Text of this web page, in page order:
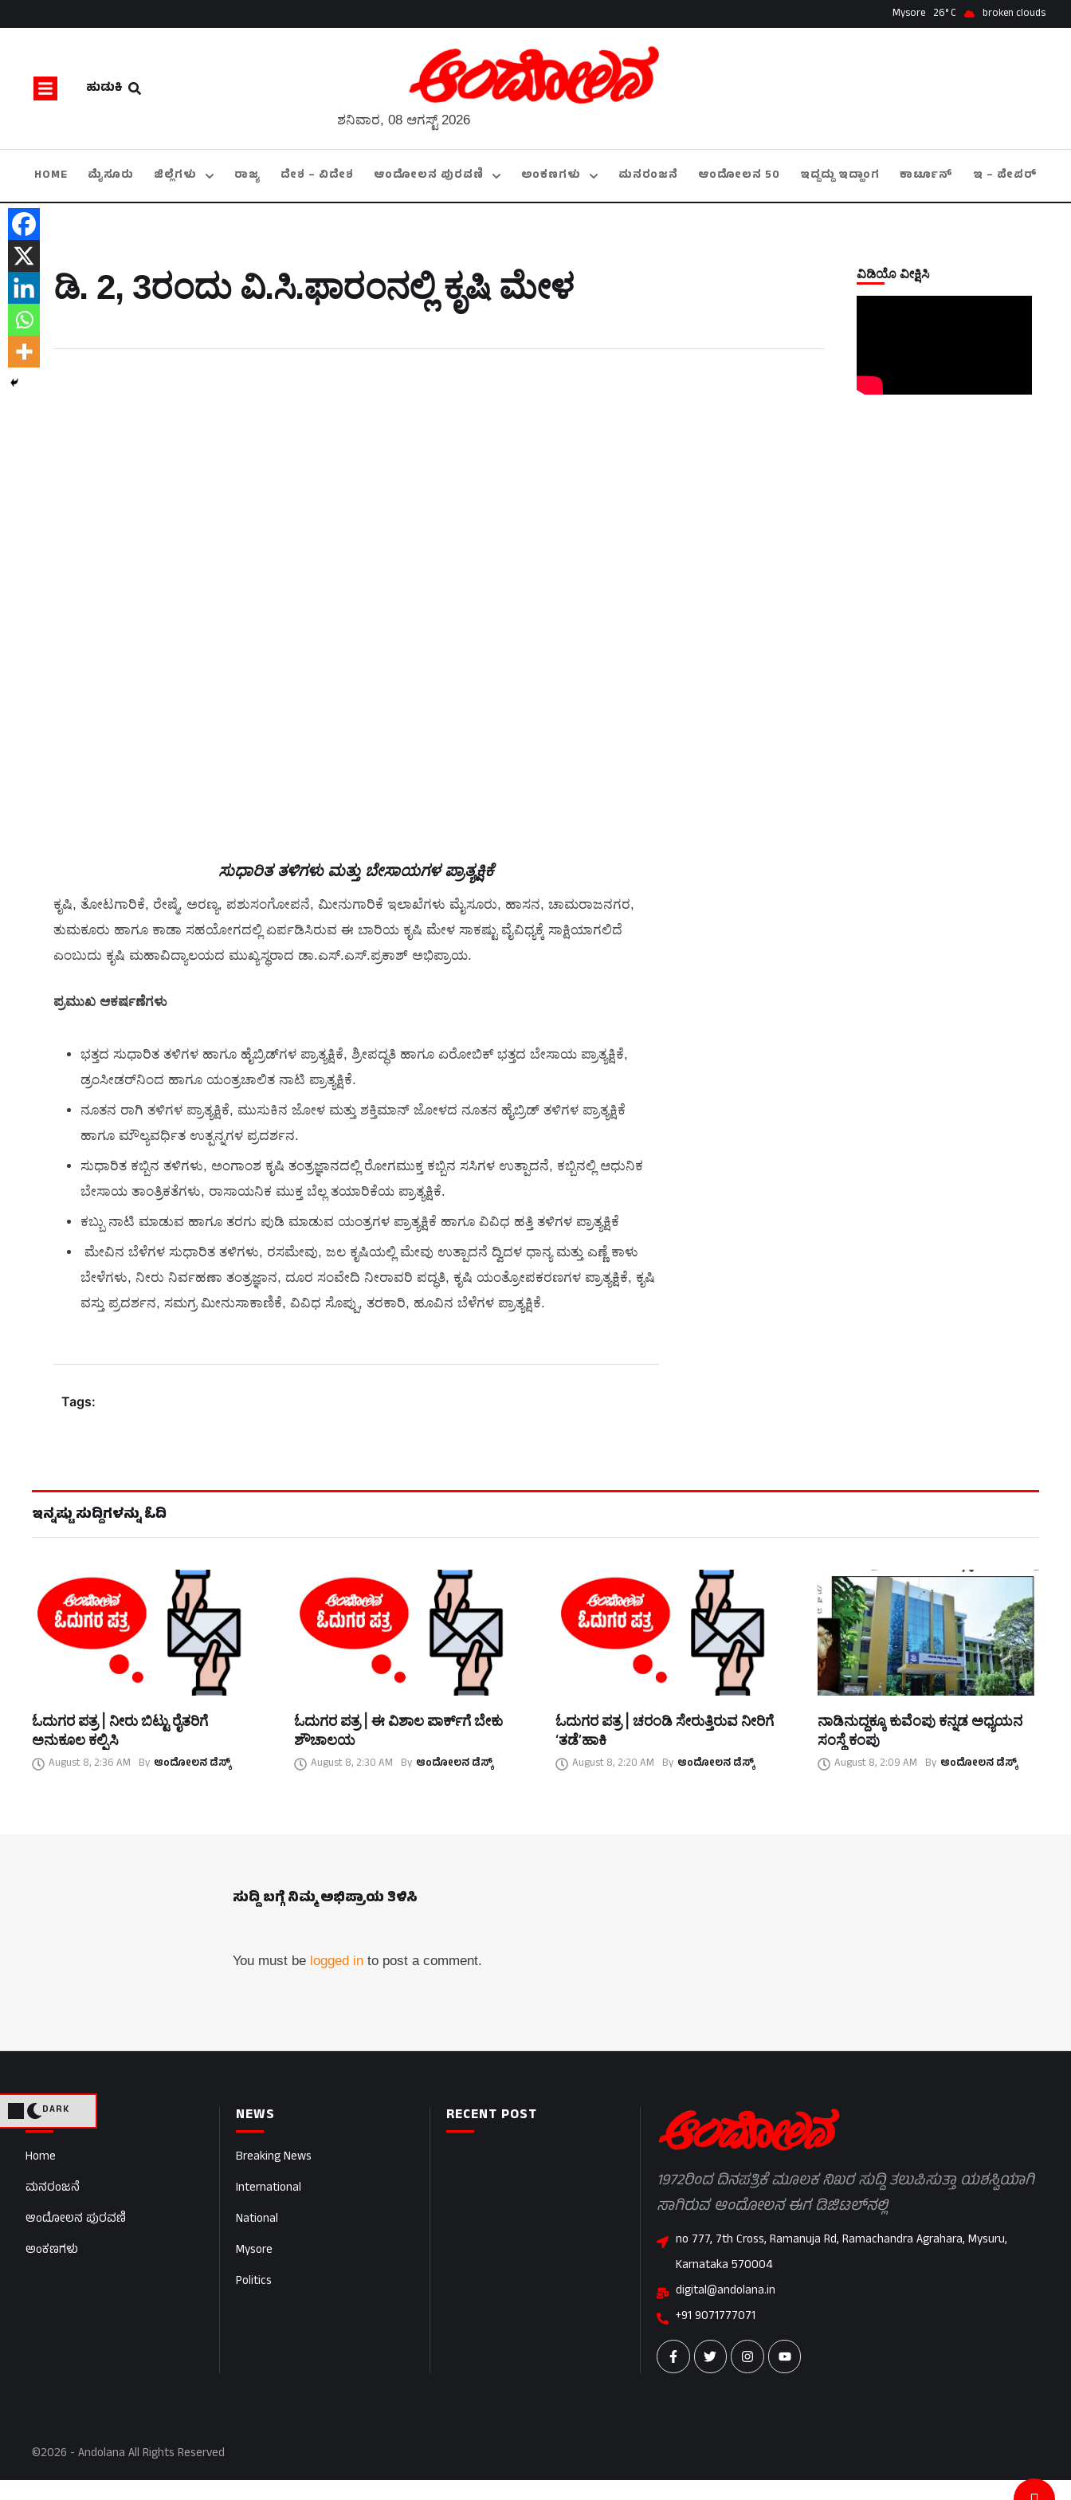
Mysore 26 broken clouds
ಹುಡುಕಿ
ಶನಿವಾರ, 08 ಆಗಸ್ಟ್ 2026
DARK
HOME ಮೈಸೂರು ಜಿಲ್ಲೆಗಳು ರಾಜ್ಯ ದೇಶ – ವಿದೇಶ ಆಂದೋಲನ ಪುರವಣಿ ಅಂಕಣಗಳು ಮನರಂಜನೆ ಆಂದೋಲನ 50 ಇದ್ದದ್ದು ಇದ್ಹಾಂಗ ಕಾರ್ಟೂನ್ ಇ – ಪೇಪರ್
ಡಿ. 2, 3ರಂದು ವಿ.ಸಿ.ಫಾರಂನಲ್ಲಿ ಕೃಷಿ ಮೇಳ
ಸುಧಾರಿತ ತಳಿಗಳು ಮತ್ತು ಬೇಸಾಯಗಳ ಪ್ರಾತ್ಯಕ್ಷಿಕೆ
ಕೃಷಿ, ತೋಟಗಾರಿಕೆ, ರೇಷ್ಮೆ, ಅರಣ್ಯ, ಪಶುಸಂಗೋಪನೆ, ಮೀನುಗಾರಿಕೆ ಇಲಾಖೆಗಳು ಮೈಸೂರು, ಹಾಸನ, ಚಾಮರಾಜನಗರ,
ತುಮಕೂರು ಹಾಗೂ ಕಾಡಾ ಸಹಯೋಗದಲ್ಲಿ ಏರ್ಪಡಿಸಿರುವ ಈ ಬಾರಿಯ ಕೃಷಿ ಮೇಳ ಸಾಕಷ್ಟು ವೈವಿಧ್ಯಕ್ಕೆ ಸಾಕ್ಷಿಯಾಗಲಿದೆ
ಎಂಬುದು ಕೃಷಿ ಮಹಾವಿದ್ಯಾಲಯದ ಮುಖ್ಯಸ್ಥರಾದ ಡಾ.ಎಸ್.ಎಸ್.ಪ್ರಕಾಶ್ ಅಭಿಪ್ರಾಯ.
ಪ್ರಮುಖ ಆಕರ್ಷಣೆಗಳು
ಭತ್ತದ ಸುಧಾರಿತ ತಳಿಗಳ ಹಾಗೂ ಹೈಬ್ರಿಡ್‌ಗಳ ಪ್ರಾತ್ಯಕ್ಷಿಕೆ, ಶ್ರೀಪದ್ಧತಿ ಹಾಗೂ ಏರೋಬಿಕ್ ಭತ್ತದ ಬೇಸಾಯ ಪ್ರಾತ್ಯಕ್ಷಿಕೆ,
ಡ್ರಂಸೀಡರ್‌ನಿಂದ ಹಾಗೂ ಯಂತ್ರಚಾಲಿತ ನಾಟಿ ಪ್ರಾತ್ಯಕ್ಷಿಕೆ.
ನೂತನ ರಾಗಿ ತಳಿಗಳ ಪ್ರಾತ್ಯಕ್ಷಿಕೆ, ಮುಸುಕಿನ ಜೋಳ ಮತ್ತು ಶಕ್ತಿಮಾನ್ ಜೋಳದ ನೂತನ ಹೈಬ್ರಿಡ್ ತಳಿಗಳ ಪ್ರಾತ್ಯಕ್ಷಿಕೆ
ಹಾಗೂ ಮೌಲ್ಯವರ್ಧಿತ ಉತ್ಪನ್ನಗಳ ಪ್ರದರ್ಶನ.
ಸುಧಾರಿತ ಕಬ್ಬಿನ ತಳಿಗಳು, ಅಂಗಾಂಶ ಕೃಷಿ ತಂತ್ರಜ್ಞಾನದಲ್ಲಿ ರೋಗಮುಕ್ತ ಕಬ್ಬಿನ ಸಸಿಗಳ ಉತ್ಪಾದನೆ, ಕಬ್ಬಿನಲ್ಲಿ ಆಧುನಿಕ
ಬೇಸಾಯ ತಾಂತ್ರಿಕತೆಗಳು, ರಾಸಾಯನಿಕ ಮುಕ್ತ ಬೆಲ್ಲ ತಯಾರಿಕೆಯ ಪ್ರಾತ್ಯಕ್ಷಿಕೆ.
ಕಬ್ಬು ನಾಟಿ ಮಾಡುವ ಹಾಗೂ ತರಗು ಪುಡಿ ಮಾಡುವ ಯಂತ್ರಗಳ ಪ್ರಾತ್ಯಕ್ಷಿಕೆ ಹಾಗೂ ವಿವಿಧ ಹತ್ತಿ ತಳಿಗಳ ಪ್ರಾತ್ಯಕ್ಷಿಕೆ
ಮೇವಿನ ಬೆಳೆಗಳ ಸುಧಾರಿತ ತಳಿಗಳು, ರಸಮೇವು, ಜಲ ಕೃಷಿಯಲ್ಲಿ ಮೇವು ಉತ್ಪಾದನೆ ದ್ವಿದಳ ಧಾನ್ಯ ಮತ್ತು ಎಣ್ಣೆ ಕಾಳು
ಬೇಳೆಗಳು, ನೀರು ನಿರ್ವಹಣಾ ತಂತ್ರಜ್ಞಾನ, ದೂರ ಸಂವೇದಿ ನೀರಾವರಿ ಪದ್ಧತಿ, ಕೃಷಿ ಯಂತ್ರೋಪಕರಣಗಳ ಪ್ರಾತ್ಯಕ್ಷಿಕೆ, ಕೃಷಿ
ವಸ್ತು ಪ್ರದರ್ಶನ, ಸಮಗ್ರ ಮೀನುಸಾಕಾಣಿಕೆ, ವಿವಿಧ ಸೊಪ್ಪು, ತರಕಾರಿ, ಹೂವಿನ ಬೆಳೆಗಳ ಪ್ರಾತ್ಯಕ್ಷಿಕೆ.
Tags:
ವಿಡಿಯೊ ವೀಕ್ಷಿಸಿ
ಇನ್ನಷ್ಟು ಸುದ್ದಿಗಳನ್ನು ಓದಿ
ಓದುಗರ ಪತ್ರ | ನೀರು ಬಿಟ್ಟು ರೈತರಿಗೆ
ಅನುಕೂಲ ಕಲ್ಪಿಸಿ
August 8, 2:36 AM By ಆಂದೋಲನ ಡೆಸ್ಕ್
ಓದುಗರ ಪತ್ರ | ಈ ವಿಶಾಲ ಪಾರ್ಕ್‌ಗೆ ಬೇಕು
ಶೌಚಾಲಯ
August 8, 2:30 AM By ಆಂದೋಲನ ಡೆಸ್ಕ್
ಓದುಗರ ಪತ್ರ | ಚರಂಡಿ ಸೇರುತ್ತಿರುವ ನೀರಿಗೆ
‘ತಡೆ’ಹಾಕಿ
August 8, 2:20 AM By ಆಂದೋಲನ ಡೆಸ್ಕ್
ನಾಡಿನುದ್ದಕ್ಕೂ ಕುವೆಂಪು ಕನ್ನಡ ಅಧ್ಯಯನ
ಸಂಸ್ಥೆ ಕಂಪು
August 8, 2:09 AM By ಆಂದೋಲನ ಡೆಸ್ಕ್
ಸುದ್ದಿ ಬಗ್ಗೆ ನಿಮ್ಮ ಅಭಿಪ್ರಾಯ ತಿಳಿಸಿ
You must be logged in to post a comment.
PAGES
Home
ಮನರಂಜನೆ
ಆಂದೋಲನ ಪುರವಣಿ
ಅಂಕಣಗಳು
NEWS
Breaking News
International
National
Mysore
Politics
RECENT POST
1972ರಿಂದ ದಿನಪತ್ರಿಕೆ ಮೂಲಕ ನಿಖರ ಸುದ್ದಿ ತಲುಪಿಸುತ್ತಾ ಯಶಸ್ವಿಯಾಗಿ
ಸಾಗಿರುವ ಆಂದೋಲನ ಈಗ ಡಿಜಿಟಲ್‌ನಲ್ಲಿ
no 777, 7th Cross, Ramanuja Rd, Ramachandra Agrahara, Mysuru,
Karnataka 570004
digital@andolana.in
+91 9071777071
©2026 - Andolana All Rights Reserved